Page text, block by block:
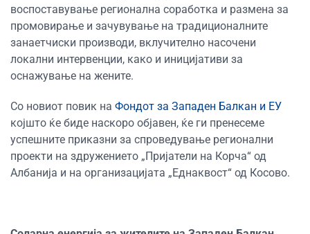
воспоставување регионална соработка и размена за
промовирање и зачувување на традиционалните
занаетчиски производи, вклучително насочени
локални интервенции, како и иницијативи за
оснажување на жените.
Со новиот повик на Фондот за Западен Балкан и ЕУ
којшто ќе биде наскоро објавен, ќе ги пренесеме
успешните приказни за спроведување регионални
проекти на здружението „Пријатели на Корча“ од
Албанија и на организацијата „Еднаквост“ од Косово.